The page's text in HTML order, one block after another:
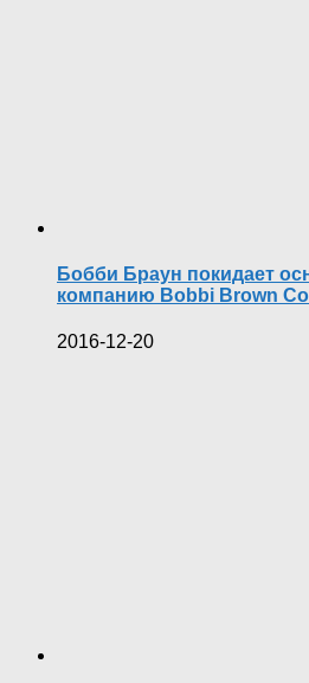
Бобби Браун покидает
компанию Bobbi Brown
2016-12-20